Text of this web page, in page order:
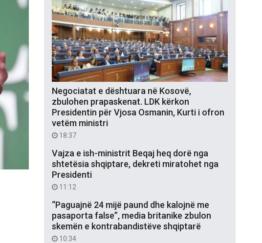
Negociatat e dështuara në Kosovë,
zbulohen prapaskenat. LDK kërkon
Presidentin për Vjosa Osmanin, Kurti i ofron
vetëm ministri
18:37
Vajza e ish-ministrit Beqaj heq dorë nga
shtetësia shqiptare, dekreti miratohet nga
Presidenti
11:12
“Paguajnë 24 mijë paund dhe kalojnë me
pasaporta false”, media britanike zbulon
skemën e kontrabandistëve shqiptarë
10:34